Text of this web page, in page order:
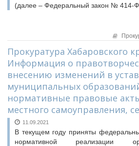
(далее – Федеральный закон № 414-
Прокуратура Хабаровского
Информация о
внесению изменений в
муниципальных
нормативные правовые
местного самоуправления,
11.09.2021
В текущем году приняты
нормативной реализации